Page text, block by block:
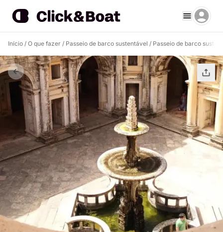
Início / O que fazer / Passeio de barco sustentável / Passeio de barco